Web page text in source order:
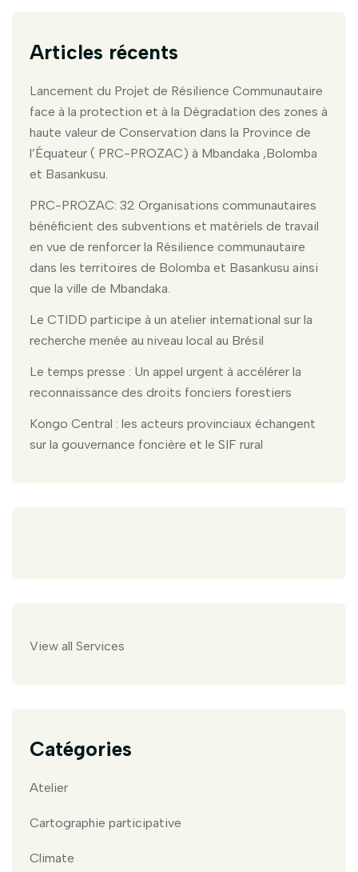
Articles récents
Lancement du Projet de Résilience Communautaire
face à la protection et à la Dégradation des zones à
haute valeur de Conservation dans la Province de
l’Équateur ( PRC-PROZAC) à Mbandaka ,Bolomba
et Basankusu.
PRC-PROZAC: 32 Organisations communautaires
bénéficient des subventions et matériels de travail
en vue de renforcer la Résilience communautaire
dans les territoires de Bolomba et Basankusu ainsi
que la ville de Mbandaka.
Le CTIDD participe à un atelier international sur la
recherche menée au niveau local au Brésil
Le temps presse : Un appel urgent à accélérer la
reconnaissance des droits fonciers forestiers
Kongo Central : les acteurs provinciaux échangent
sur la gouvernance foncière et le SIF rural
View all Services
Catégories
Atelier
Cartographie participative
Climate